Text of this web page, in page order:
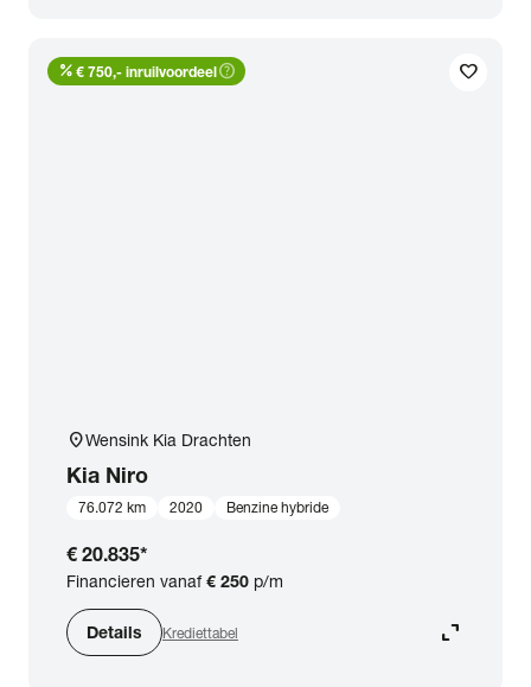
favorite
percent € 750,- inruilvoordeelhelp_outline
location_onWensink Kia Drachten
Kia Niro
76.072 km 2020 Benzine hybride
€ 20.835*
Financieren vanaf€ 250 p/m
Details Krediettabel expand_content